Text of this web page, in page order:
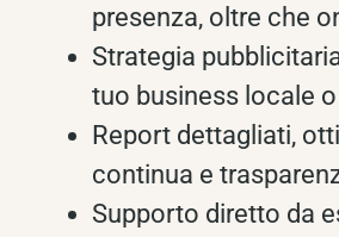
presenza, oltre che
Strategia
tuo business locale
Report dettagliati,
continua e
Supporto diretto da